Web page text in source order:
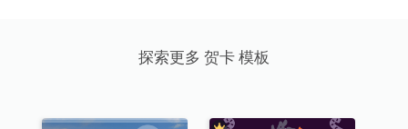
探索更多 贺卡 模板